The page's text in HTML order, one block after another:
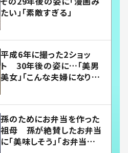
たい」「素敵すぎる」
平成6年に撮った2ショッ
ト 30年後の姿に…「美男
美女」「こんな夫婦になりた
孫のためにお弁当を作った
祖母 孫が絶賛したお弁当
に「美味しそう」「お弁当すご